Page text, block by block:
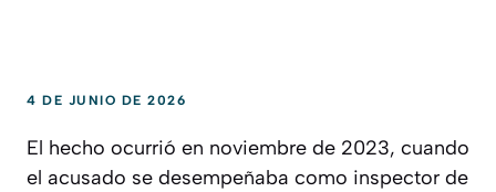
4 DE JUNIO DE 2026
El hecho ocurrió en noviembre de 2023, cuando
el acusado se desempeñaba como inspector de